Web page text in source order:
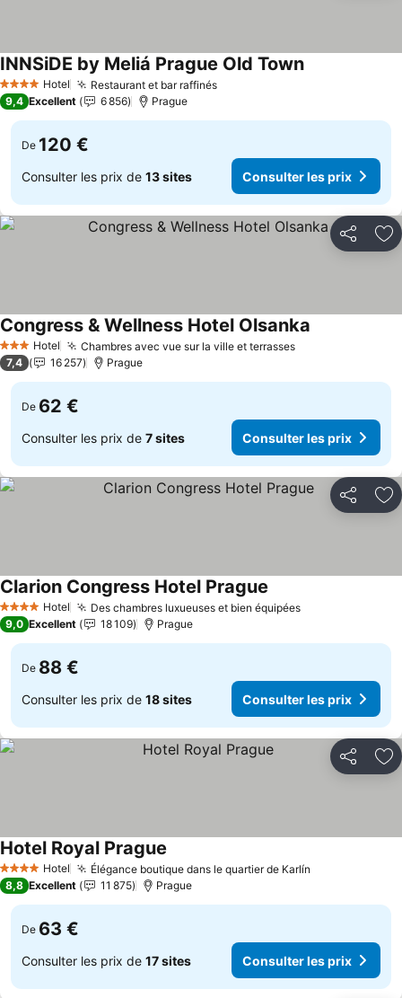
4 Étoiles Hotel Restaurant et bar raffinésConsulter les prix
INNSiDE by Meliá Prague Old TownConsulter les
9,4 Excellent 6 856 Prague
De 120 €
Consulter les prix de 13 sites Consulter les prix
Partager
3 ÉtoilesHotel Chambres avec vue sur la ville et terrassesConsulter les
Congress & Wellness Hotel Olsanka
7,4 16 257 Prague
De 62 €
Consulter les prix de 7 sites Consulter les prix
Partager
4 Étoiles Hotel Des chambres luxueuses et bien équipéesConsulter les
Clarion Congress Hotel Prague
9,0 Excellent 18 109 Prague
De 88 €
Consulter les prix de 18 sites Consulter les prix
Partager
4 Étoiles Hotel Élégance boutique dans le quartier de Karlín
Hotel Royal Prague
8,8 Excellent 11 875 Prague
De 63 €
Consulter les prix de 17 sites Consulter les prix